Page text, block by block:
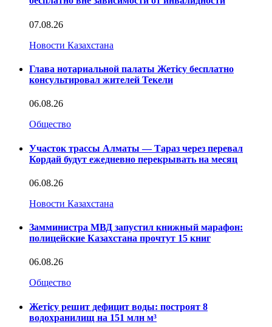
07.08.26
Новости Казахстана
Глава нотариальной палаты Жетісу бесплатно
консультировал жителей Текели
06.08.26
Общество
Участок трассы Алматы — Тараз через перевал
Кордай будут ежедневно перекрывать на месяц
06.08.26
Новости Казахстана
Замминистра МВД запустил книжный марафон:
полицейские Казахстана прочтут 15 книг
06.08.26
Общество
Жетісу решит дефицит воды: построят 8
водохранилищ на 151 млн м³